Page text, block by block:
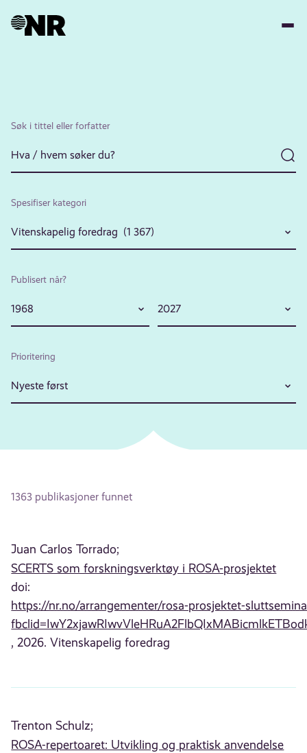
Søk i tittel eller forfatter
Spesifiser kategori
Vitenskapelig foredrag (1 367)
Publisert når?
1968 2027
Prioritering
Nyeste først
1363 publikasjoner funnet
Juan Carlos Torrado;
SCERTS som forskningsverktøy i ROSA-prosjektet
doi:
https://nr.no/arrangementer/rosa-prosjektet-
, 2026. Vitenskapelig foredrag
Trenton Schulz;
ROSA-repertoaret: Utvikling og praktisk anvendelse